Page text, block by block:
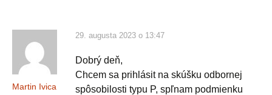
Martin Ivica
29. augusta 2023 o 13:47
Dobrý deň,
Chcem sa prihlásit na skúšku odbornej
spôsobilosti typu P, spľnam podmienku